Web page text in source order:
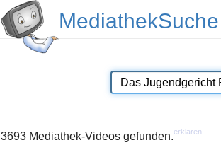
MediathekSuche
3693 Mediathek-Videos gefunden.erklären